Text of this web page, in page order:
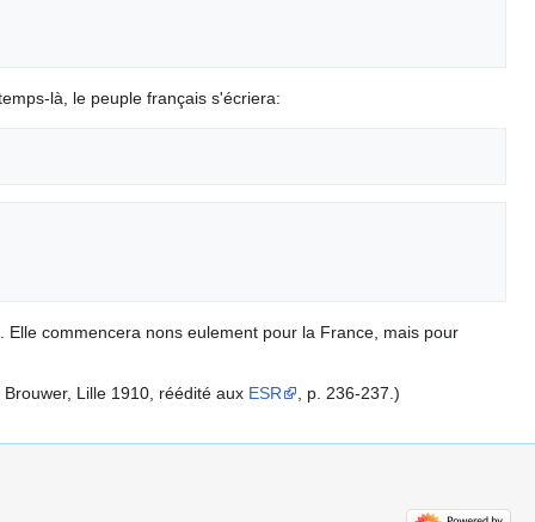
là, le peuple français s'écriera:
commencera nons eulement pour la France, mais pour
Lille 1910, réédité aux ESR , p. 236-237.)